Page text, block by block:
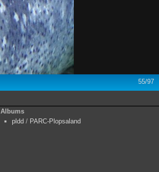
55/97
Albums
pldd / PARC-Plopsaland